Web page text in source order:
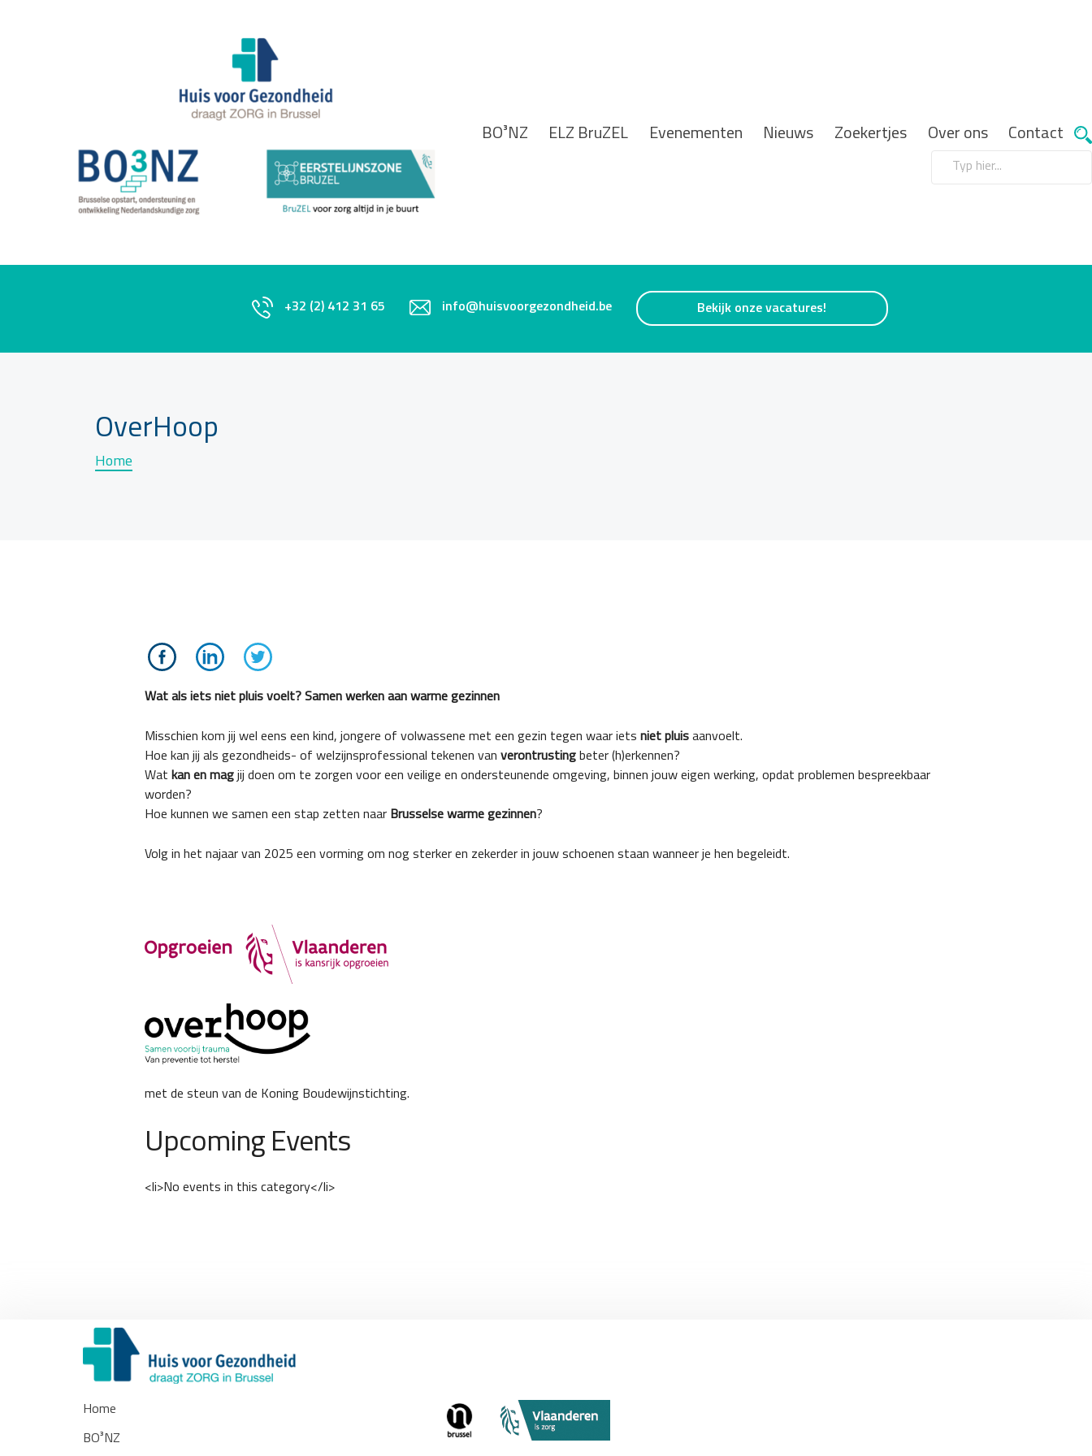
BO³NZ ELZ BruZEL Evenementen Nieuws Zoekertjes Over ons Contact
+32 (2) 412 31 65 info@huisvoorgezondheid.be Bekijk onze vacatures!
OverHoop
Home
Wat als iets niet pluis voelt? Samen werken aan warme gezinnen
Misschien kom jij wel eens een kind, jongere of volwassene met een gezin tegen waar iets niet pluis aanvoelt.
Hoe kan jij als gezondheids- of welzijnsprofessional tekenen van verontrusting beter (h)erkennen?
Wat kan en mag jij doen om te zorgen voor een veilige en ondersteunende omgeving, binnen jouw eigen werking, opdat problemen bespreekbaar
worden?
Hoe kunnen we samen een stap zetten naar Brusselse warme gezinnen?
Volg in het najaar van 2025 een vorming om nog sterker en zekerder in jouw schoenen staan wanneer je hen begeleidt.
met de steun van de Koning Boudewijnstichting.
Upcoming Events
<li>No events in this category</li>
Home
BO³NZ